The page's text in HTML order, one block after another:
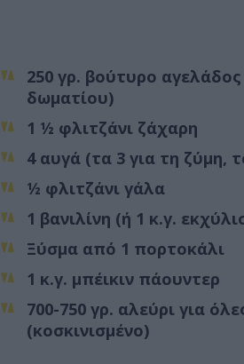
250 γρ. βούτυρο
δωματίου)
1 ½ φλιτζάνι ζάχαρη
4 αυγά (τα 3 για τη ζύμη,
½ φλιτζάνι γάλα
1 βανιλίνη (ή 1 κ.γ.
Ξύσμα από 1 πορτοκάλι
1 κ.γ. μπέικιν πάουντερ
700-750 γρ. αλεύρι για
(κοσκινισμένο)